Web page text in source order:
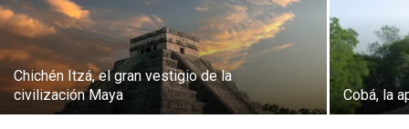
Chichén Itzá, el gran vestigio de la
civilización Maya
Cobá, la